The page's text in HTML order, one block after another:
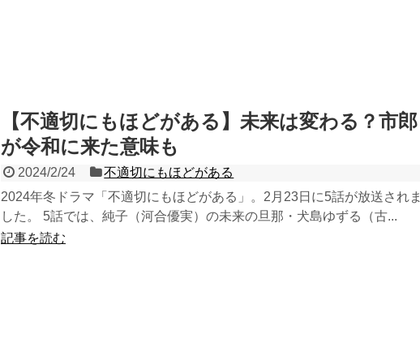
【不適切にもほどがある】未来は変わる？市郎
が令和に来た意味も
2024/2/24
不適切にもほどがある
2024年冬ドラマ「不適切にもほどがある」。2月23日に5話が放送されま
した。 5話では、純子（河合優実）の未来の旦那・犬島ゆずる（古...
記事を読む